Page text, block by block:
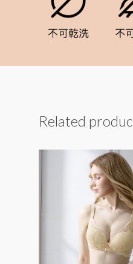
Related